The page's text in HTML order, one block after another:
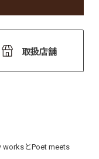
取扱店舗
worksとPoet meets